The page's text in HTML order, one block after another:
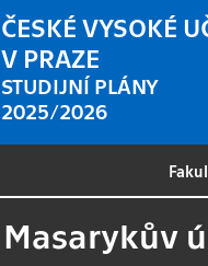
ČESKÉ VYSOKÉ
V PRAZE
STUDIJNÍ PLÁNY
2025/2026
Masarykův